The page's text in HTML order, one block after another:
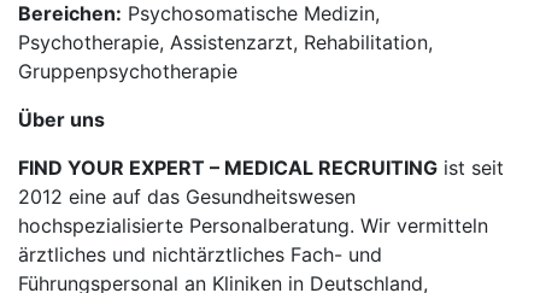
Bereichen: Psychosomatische Medizin,
Psychotherapie, Assistenzarzt, Rehabilitation,
Gruppenpsychotherapie
Über uns
FIND YOUR EXPERT – MEDICAL RECRUITING ist seit
2012 eine auf das Gesundheitswesen
hochspezialisierte Personalberatung. Wir vermitteln
ärztliches und nichtärztliches Fach- und
Führungspersonal an Kliniken in Deutschland,